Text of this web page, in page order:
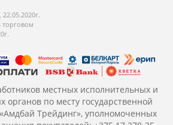
местных исполнительных и
органов по месту государственной
Трейдинг», уполномоченных